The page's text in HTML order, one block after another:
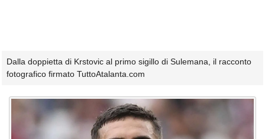
Dalla doppietta di Krstovic al primo sigillo di Sulemana, il racconto
fotografico firmato TuttoAtalanta.com